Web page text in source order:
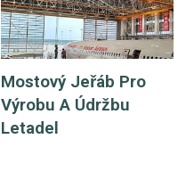
Mostový Jeřáb Pro
Výrobu A Údržbu
Letadel